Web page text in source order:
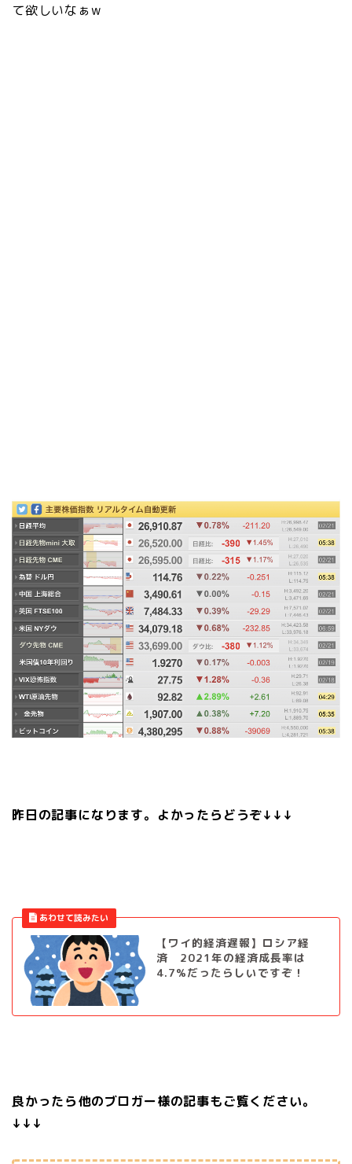
て欲しいなぁw
昨日の記事になります。よかったらどうぞ↓↓↓
【ワイ的経済遅報】ロシア経
済 2021年の経済成長率は
4.7%だったらしいですぞ！
良かったら他のブロガー様の記事もご覧ください。
↓↓↓